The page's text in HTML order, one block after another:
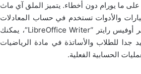
ما يورام دون أخطاء. يتميز الملق آي ماث
والأدوات تستخدم في حساب المعادلات
الرياضية “Calculate” على تطبيق تحرير النصوص المفتوح المصدر ليبر أوفيس رايتر “LibreOffice Writer”، يمكنك
للطلاب والأساتذة في مادة الرياضيات
الحسابية الفعلية.